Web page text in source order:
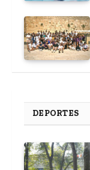
DEPORTES